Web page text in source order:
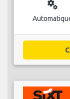
miscellaneous_services